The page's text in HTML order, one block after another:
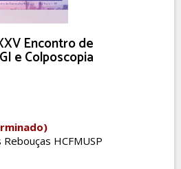
Encontro de
e Colposcopia
HCFMUSP